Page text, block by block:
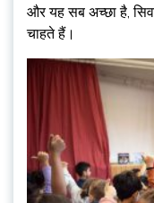
और यह सब अच्छा है,
चाहते हैं।